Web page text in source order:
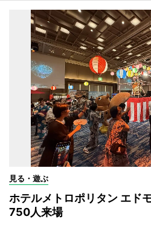
見る・遊ぶ
ホテルメトロポリタン エド
750人来場